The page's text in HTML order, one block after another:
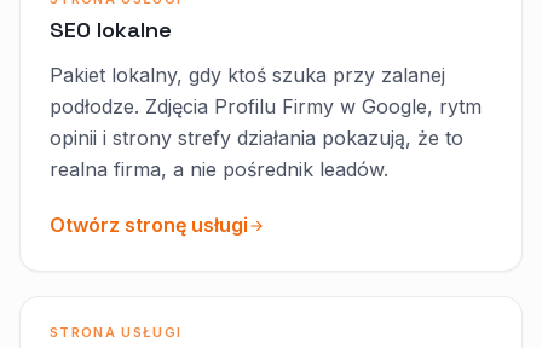
SEO lokalne
Pakiet lokalny, gdy ktoś szuka przy zalanej
podłodze. Zdjęcia Profilu Firmy w Google, rytm
opinii i strony strefy działania pokazują, że to
realna firma, a nie pośrednik leadów.
Otwórz stronę usługi
STRONA USŁUGI